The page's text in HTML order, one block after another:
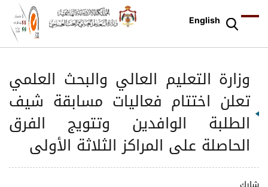
English
وزارة التعليم العالي والبحث العلمي
تعلن اختتام فعاليات مسابقة شيف
الطلبة الوافدين وتتويج الفرق
الحاصلة على المراكز الثلاثة الأولى